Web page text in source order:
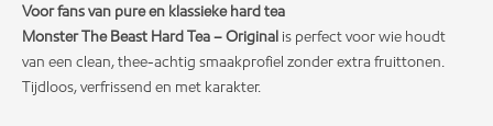
Voor fans van pure en klassieke hard tea
Monster The Beast Hard Tea – Original is perfect voor wie houdt
van een clean, thee-achtig smaakprofiel zonder extra fruittonen.
Tijdloos, verfrissend en met karakter.